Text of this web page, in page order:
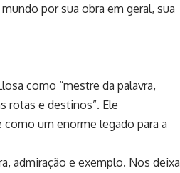
por sua obra em geral, sua
como “mestre da palavra,
rotas e destinos”. Ele
um enorme legado para a
admiração e exemplo. Nos deixa